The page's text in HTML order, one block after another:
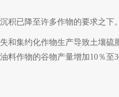
积已降至许多作物的要求之下
和集约化作物生产导致土壤
料作物的谷物产量增加10％